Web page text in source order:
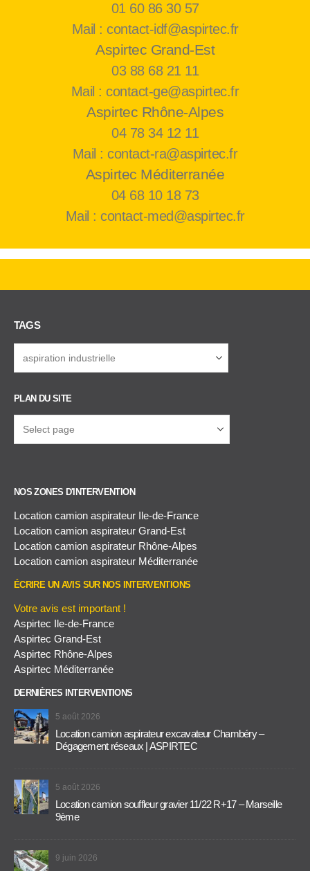
01 60 86 30 57
Mail : contact-idf@aspirtec.fr
Aspirtec Grand-Est
03 88 68 21 11
Mail : contact-ge@aspirtec.fr
Aspirtec Rhône-Alpes
04 78 34 12 11
Mail : contact-ra@aspirtec.fr
Aspirtec Méditerranée
04 68 10 18 73
Mail : contact-med@aspirtec.fr
TAGS
PLAN DU SITE
NOS ZONES D'INTERVENTION
Location camion aspirateur Ile-de-France
Location camion aspirateur Grand-Est
Location camion aspirateur Rhône-Alpes
Location camion aspirateur Méditerranée
ÉCRIRE UN AVIS SUR NOS INTERVENTIONS
Votre avis est important !
Aspirtec Ile-de-France
Aspirtec Grand-Est
Aspirtec Rhône-Alpes
Aspirtec Méditerranée
DERNIÈRES INTERVENTIONS
5 août 2026
Location camion aspirateur excavateur Chambéry –
Dégagement réseaux | ASPIRTEC
5 août 2026
Location camion souffleur gravier 11/22 R+17 – Marseille
9ème
9 juin 2026